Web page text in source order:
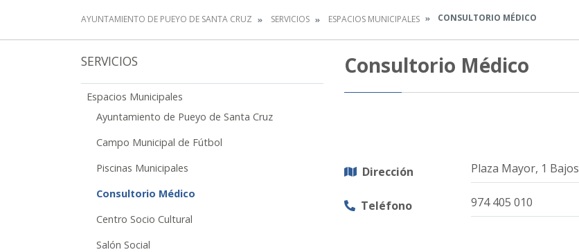
AYUNTAMIENTO DE PUEYO DE SANTA CRUZ SERVICIOS ESPACIOS MUNICIPALES CONSULTORIO MÉDICO
SERVICIOS
Espacios Municipales
Ayuntamiento de Pueyo de Santa Cruz
Campo Municipal de Fútbol
Piscinas Municipales
Consultorio Médico
Centro Socio Cultural
Salón Social
Consultorio Médico
Dirección Plaza Mayor, 1 Bajos
Teléfono 974 405 010